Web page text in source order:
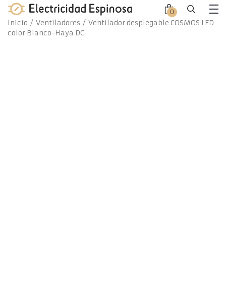
Skip
content
0
Inicio / Ventiladores / Ventilador desplegable COSMOS LED
color Blanco-Haya DC
Close
Close